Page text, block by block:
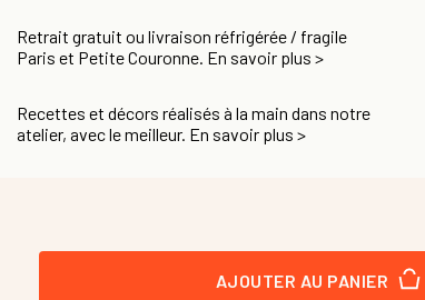
Retrait gratuit ou livraison réfrigérée / fragile
Paris et Petite Couronne. En savoir plus >
Recettes et décors réalisés à la main dans notre
atelier, avec le meilleur. En savoir plus >
AJOUTER AU PANIER